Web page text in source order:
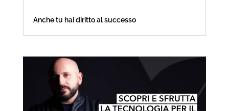
Anche tu hai diritto al successo